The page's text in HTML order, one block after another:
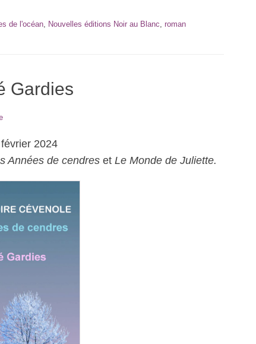
de l'océan, Nouvelles éditions Noir au Blanc, roman
Gardies
2024
Années de cendres et Le Monde de Juliette.